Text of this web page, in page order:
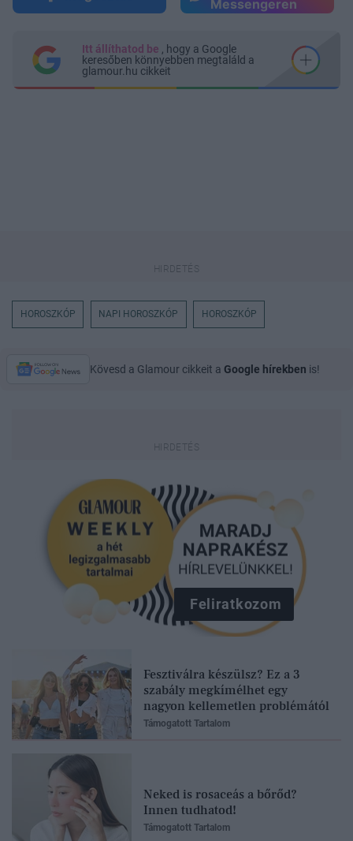
Messengeren
Itt állíthatod be , hogy a Google
keresőben könnyebben megtaláld a
glamour.hu cikkeit
HOROSZKÓP NAPI HOROSZKÓP HOROSZKÓP
Kövesd a Glamour cikkeit a Google hírekben is!
Feliratkozom
Fesztiválra készülsz? Ez a 3
szabály megkímélhet egy
nagyon kellemetlen problémától
Támogatott Tartalom
Neked is rosaceás a bőrőd?
Innen tudhatod!
Támogatott Tartalom